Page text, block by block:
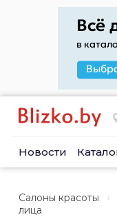
Новости
Салоны красоты
лица